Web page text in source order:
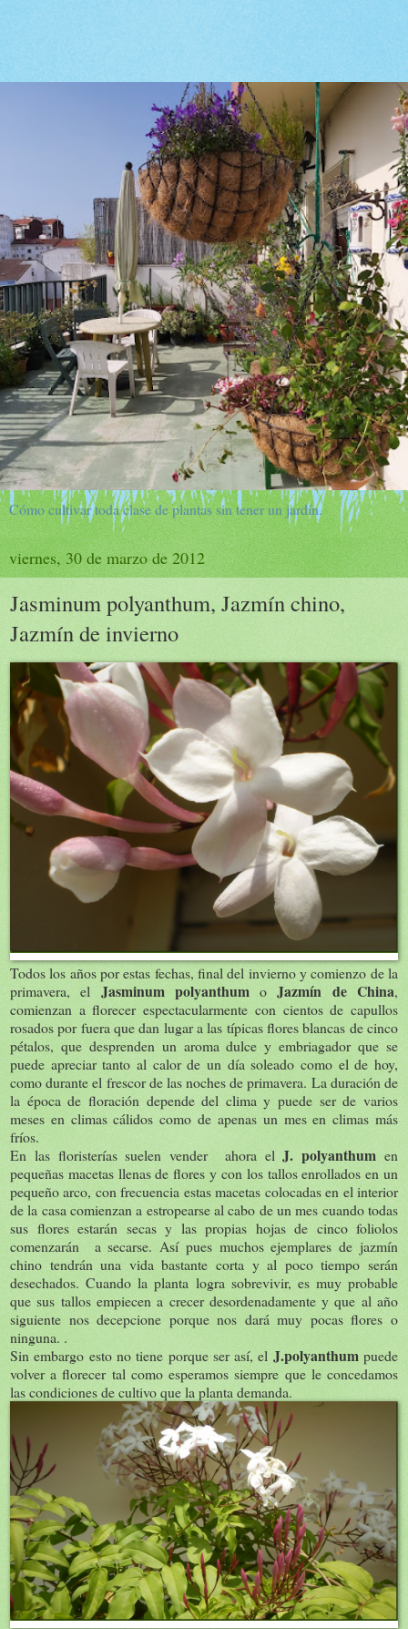
Cómo cultivar toda clase de plantas sin tener un jardín.
viernes, 30 de marzo de 2012
Jasminum polyanthum, Jazmín chino,
Jazmín de invierno
Todos los años por estas fechas, final del invierno y comienzo de la
primavera, el Jasminum polyanthumoJazmín de China,
comienzan a florecer espectacularmente con cientos de capullos
rosados por fuera que dan lugar a las típicas flores blancas de cinco
pétalos, que desprenden un aroma dulce y embriagador que se
puede apreciar tanto al calor de un día soleado como el de hoy,
como durante el frescor de las noches de primavera. La duración de
la época de floración depende del clima y puede ser de varios
meses en climas cálidos como de apenas un mes en climas más
fríos.
En las floristerías suelen vender ahora elJ. polyanthumen
pequeñas macetas llenas de flores y con los tallos enrollados en un
pequeño arco, con frecuencia estas macetas colocadas en el interior
de la casa comienzan a estropearse al cabo de un mes cuando todas
sus flores estarán secas y las propias hojas de cinco foliolos
comenzarán a secarse. Así pues muchos ejemplares de jazmín
chino tendrán una vida bastante corta y al poco tiempo serán
desechados. Cuando la planta logra sobrevivir, es muy probable
que sus tallos empiecen a crecer desordenadamente y que al año
siguiente nos decepcione porque nos dará muy pocas flores o
ninguna. .
Sin embargo esto no tiene porque ser así, el J.polyanthumpuede
volver a florecer tal como esperamos siempre que le concedamos
las condiciones de cultivo que la planta demanda.